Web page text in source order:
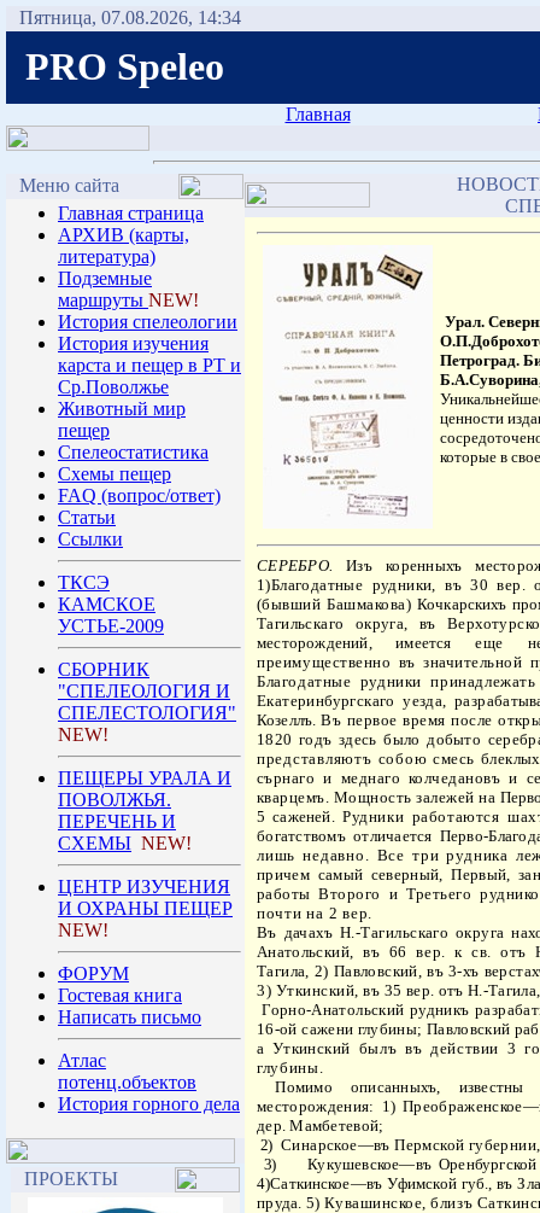
Пятница, 07.08.2026, 14:34
PRO Speleo
Главная
Меню сайта
Главная страница
АРХИВ (карты,
литература)
Подземные
маршруты NEW!
История спелеологии
Иcтория изучения
карста и пещер в РТ и
Ср.Поволжье
Животный мир
пещер
Спелеостатистика
Схемы пещер
FAQ (вопрос/ответ)
Статьи
Ссылки
ТКСЭ
КАМСКОЕ
УСТЬЕ-2009
СБОРНИК
"СПЕЛЕОЛОГИЯ И
СПЕЛЕСТОЛОГИЯ"
NEW!
ПЕЩЕРЫ УРАЛА И
ПОВОЛЖЬЯ.
ПЕРЕЧЕНЬ И
СХЕМЫ NEW!
ЦЕНТР ИЗУЧЕНИЯ
И ОХРАНЫ ПЕЩЕР
NEW!
ФОРУМ
Гостевая книга
Написать письмо
Атлас
потенц.объектов
История горного дела
ПРОЕКТЫ
Урал.
Петроград.
ценности
которые в
СЕРЕБРО.Изъ коренныхъ
1)Благодатные рудники, въ 30 вер.
(бывший Башмакова)Кочкарскихъ
Тагильскаго округа, въ
месторождений, имеетсяеще
преимущественно въ
Благодатные рудники
Екатеринбургскаго уезда, разраба
Козеллъ.Въ первое время после
1820 годъ здесь было добыто
представляютъ собоюсмесь
сърнаго и меднаго колчедановъ и
кварцемъ. Мощность залежей на
5 саженей. Рудники работаются
богатствомъ отличается Перво-Благо
лишь недавно. Все три рудника
причем самый северный, Первый,
работыВторого и Третьего
почти на 2 вер.
Въ дачахъ Н.-Тагильскаго округа
Анатольский, въ 66 вер. к св. отъ
Тагила, 2) Павловский, въ 3-хъ
3) Уткинский, въ35 вер. отъ Н.-
Горно-Анатольский рудникъ
16-ой сажени глубины; Павловский
а Уткинский былъ въ действии 3
глубины.
Помимо описанныхъ,
месторождения: 1)Преображенское—
дер. Мамбетевой;
2) Синарское—въ Пермской
3)
Кукушевское—въ
4)Саткинское—въ Уфимской губ., въ
пруда. 5) Кувашинское, близъ